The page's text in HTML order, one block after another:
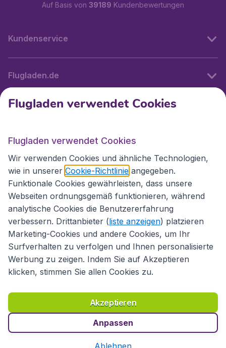
Auf Basis von 39189 Kundenbewertungen
Kundenservice
Flugladen.de
Internationale Webseiten
Folgen Sie uns:
Richtlinien und Bedingungen
Haftungsausschluss
Datenschutzerklärung
Cookies Copyright © 2026
Flugladen verwendet Cookies
Flugladen verwendet Cookies
Wir verwenden Cookies und ähnliche Technologien,
wie in unserer Cookie-Richtlinie angegeben.
Funktionale Cookies gewährleisten, dass unsere
Webseiten ordnungsgemäß funktionieren, während
analytische Cookies die Benutzererfahrung
verbessern. Drittanbieter (liste anzeigen) platzieren
Marketing-Cookies und andere Cookies, um Ihr
Surfverhalten zu verfolgen und Ihnen personalisierte
Werbung zu zeigen. Indem Sie auf Akzeptieren
klicken, stimmen Sie allen Cookies zu.
Akzeptieren
Anpassen
Ablehnen